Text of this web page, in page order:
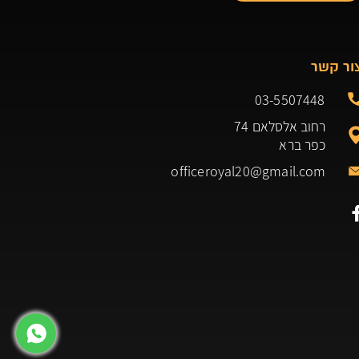
קשר
03-5507448
רחוב אלסלאם 74
כפר ברא
officeroyal20@gmail.com